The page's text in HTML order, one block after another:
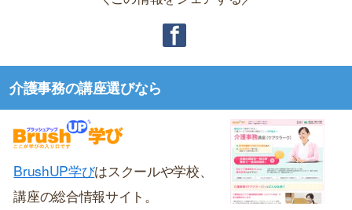
介護事務の講座選びなら
BrushUP学びはスクールや学校、
講座の総合情報サイト。